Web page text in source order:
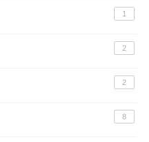
1
2
2
8